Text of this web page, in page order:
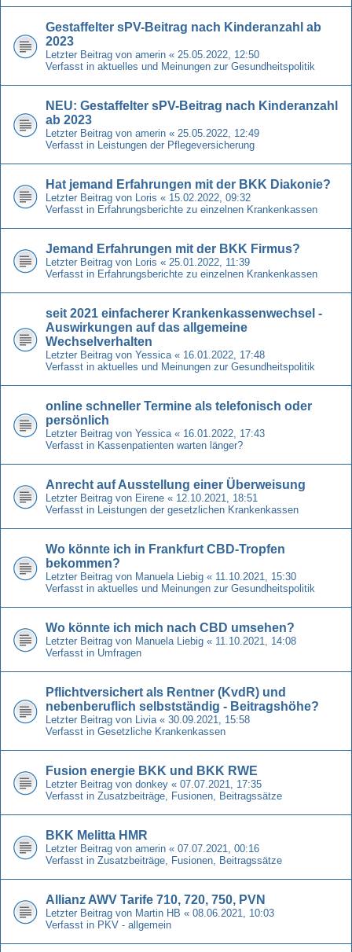
Gestaffelter sPV-Beitrag nach Kinderanzahl ab
2023
Letzter Beitrag von amerin « 25.05.2022, 12:50
Verfasst in aktuelles und Meinungen zur Gesundheitspolitik
NEU: Gestaffelter sPV-Beitrag nach Kinderanzahl
ab 2023
Letzter Beitrag von amerin « 25.05.2022, 12:49
Verfasst in Leistungen der Pflegeversicherung
Hat jemand Erfahrungen mit der BKK Diakonie?
Letzter Beitrag von Loris « 15.02.2022, 09:32
Verfasst in Erfahrungsberichte zu einzelnen Krankenkassen
Jemand Erfahrungen mit der BKK Firmus?
Letzter Beitrag von Loris « 25.01.2022, 11:39
Verfasst in Erfahrungsberichte zu einzelnen Krankenkassen
seit 2021 einfacherer Krankenkassenwechsel -
Auswirkungen auf das allgemeine
Wechselverhalten
Letzter Beitrag von Yessica « 16.01.2022, 17:48
Verfasst in aktuelles und Meinungen zur Gesundheitspolitik
online schneller Termine als telefonisch oder
persönlich
Letzter Beitrag von Yessica « 16.01.2022, 17:43
Verfasst in Kassenpatienten warten länger?
Anrecht auf Ausstellung einer Überweisung
Letzter Beitrag von Eirene « 12.10.2021, 18:51
Verfasst in Leistungen der gesetzlichen Krankenkassen
Wo könnte ich in Frankfurt CBD-Tropfen
bekommen?
Letzter Beitrag von Manuela Liebig « 11.10.2021, 15:30
Verfasst in aktuelles und Meinungen zur Gesundheitspolitik
Wo könnte ich mich nach CBD umsehen?
Letzter Beitrag von Manuela Liebig « 11.10.2021, 14:08
Verfasst in Umfragen
Pflichtversichert als Rentner (KvdR) und
nebenberuflich selbstständig - Beitragshöhe?
Letzter Beitrag von Livia « 30.09.2021, 15:58
Verfasst in Gesetzliche Krankenkassen
Fusion energie BKK und BKK RWE
Letzter Beitrag von donkey « 07.07.2021, 17:35
Verfasst in Zusatzbeiträge, Fusionen, Beitragssätze
BKK Melitta HMR
Letzter Beitrag von amerin « 07.07.2021, 00:16
Verfasst in Zusatzbeiträge, Fusionen, Beitragssätze
Allianz AWV Tarife 710, 720, 750, PVN
Letzter Beitrag von Martin HB « 08.06.2021, 10:03
Verfasst in PKV - allgemein